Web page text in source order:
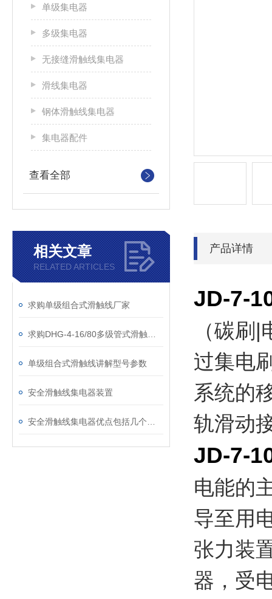
单级集电器
多级集电器
无接缝滑触线集电器
滑线集电器
钢体滑触线集电器
集电器配件
查看全部
相关文章
RELATED ARTICLES
求购单级组合式滑触线厂家
单级组合式滑触线讲解型号参数
安全滑触线集电器装置
产品详情
JD-7-
（碳刷
过集电
系统的
轨滑
JD-7-
电能的
导至用
张力装
器，受